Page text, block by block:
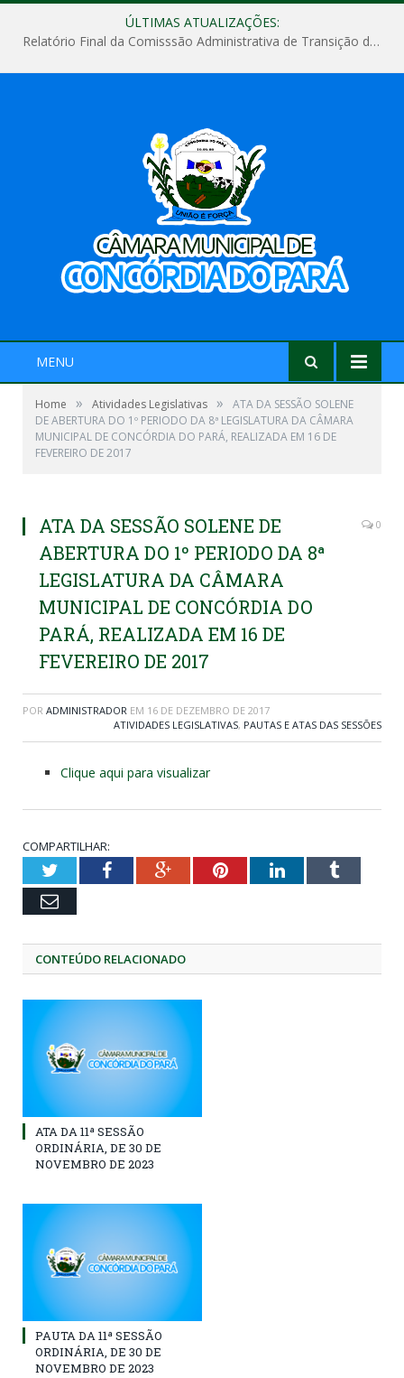
ÚLTIMAS ATUALIZAÇÕES:
Relatório Final da Comisssão Administrativa de Transição de Mandato do Poder Legislativo do Município de Concórdia do Pará
MENU
Home » Atividades Legislativas »
ATA DA SESSÃO SOLENE
DE ABERTURA DO 1º PERIODO DA 8ª LEGISLATURA DA CÂMARA
MUNICIPAL DE CONCÓRDIA DO PARÁ, REALIZADA EM 16 DE
FEVEREIRO DE 2017
ATA DA SESSÃO SOLENE DE
ABERTURA DO 1º PERIODO DA 8ª
LEGISLATURA DA CÂMARA
MUNICIPAL DE CONCÓRDIA DO
PARÁ, REALIZADA EM 16 DE
FEVEREIRO DE 2017
0
POR ADMINISTRADOR EM 16 DE DEZEMBRO DE 2017
ATIVIDADES LEGISLATIVAS, PAUTAS E ATAS DAS SESSÕES
Clique aqui para visualizar
COMPARTILHAR:
TwitterFacebookGoogle+PinterestLinkedInTumblr
Email
CONTEÚDO RELACIONADO
ATA DA 11ª SESSÃO
ORDINÁRIA, DE 30 DE
NOVEMBRO DE 2023
PAUTA DA 11ª SESSÃO
ORDINÁRIA, DE 30 DE
NOVEMBRO DE 2023